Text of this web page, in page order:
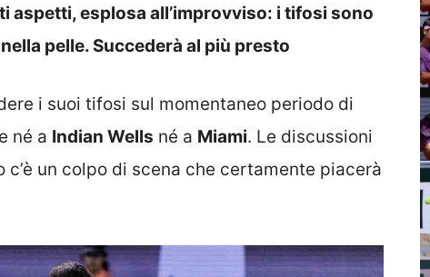
aspetti, esplosa all’improvviso: i tifosi sono
pelle. Succederà al più presto
i suoi tifosi sul momentaneo periodo di
né a Indian Wells né a Miami. Le discussioni
un colpo di scena che certamente piacerà